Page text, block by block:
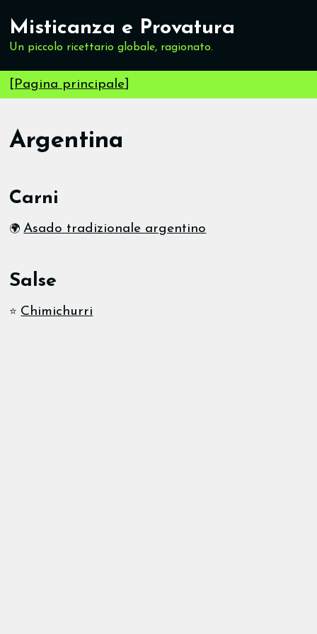
Misticanza e Provatura
Un piccolo ricettario globale, ragionato.
[Pagina principale]
Argentina
Carni
🌍 Asado tradizionale argentino
Salse
⭐ Chimichurri